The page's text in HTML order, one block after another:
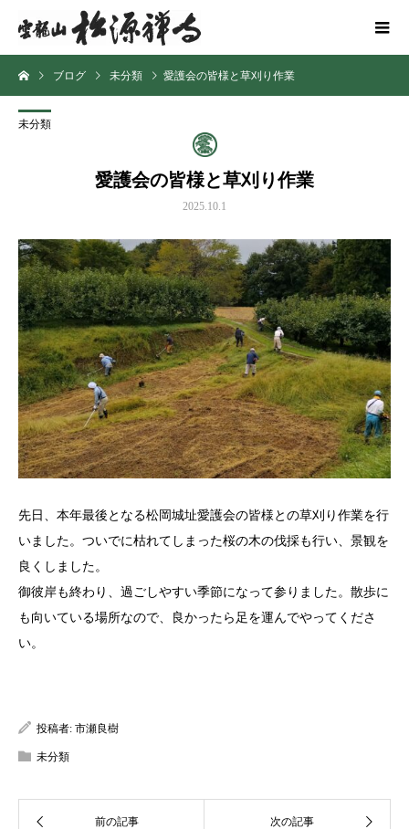
ブログ 未分類 愛護会の皆様と草刈り作業
未分類
愛護会の皆様と草刈り作業
2025.10.1
先日、本年最後となる松岡城址愛護会の皆様との草刈り作業を行
いました。ついでに枯れてしまった桜の木の伐採も行い、景観を
良くしました。
御彼岸も終わり、過ごしやすい季節になって参りました。散歩に
も向いている場所なので、良かったら足を運んでやってくださ
い。
投稿者: 市瀬良樹
未分類